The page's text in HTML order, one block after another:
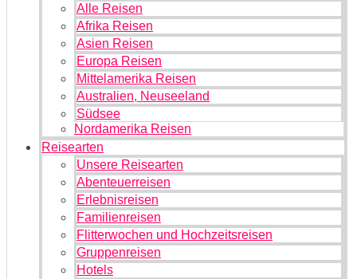
Alle Reisen
Afrika Reisen
Asien Reisen
Europa Reisen
Mittelamerika Reisen
Australien, Neuseeland
Südsee
Nordamerika Reisen
Reisearten
Unsere Reisearten
Abenteuerreisen
Erlebnisreisen
Familienreisen
Flitterwochen und Hochzeitsreisen
Gruppenreisen
Hotels